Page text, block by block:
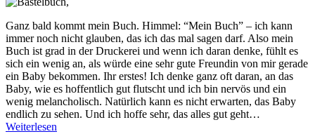
Ganz bald kommt mein Buch. Himmel: “Mein Buch” – ich kann
immer noch nicht glauben, das ich das mal sagen darf. Also mein
Buch ist grad in der Druckerei und wenn ich daran denke, fühlt es
sich ein wenig an, als würde eine sehr gute Freundin von mir gerade
ein Baby bekommen. Ihr erstes! Ich denke ganz oft daran, an das
Baby, wie es hoffentlich gut flutscht und ich bin nervös und ein
wenig melancholisch. Natürlich kann es nicht erwarten, das Baby
endlich zu sehen. Und ich hoffe sehr, das alles gut geht…
Weiterlesen